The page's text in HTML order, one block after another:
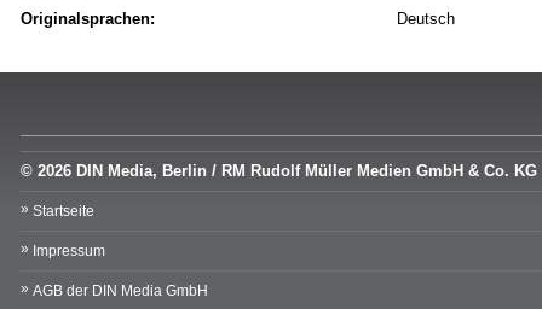
Originalsprachen:
Deutsch
© 2026 DIN Media, Berlin / RM Rudolf Müller Medien GmbH & Co. KG
Startseite
Impressum
AGB der DIN Media GmbH